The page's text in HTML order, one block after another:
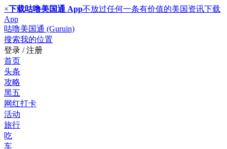
×下载咕噜美国通 App不放过任何一条有价值的美国资讯下载
App
咕噜美国通 (Guruin)
搜索我的位置
登录 / 注册
首页
头条
攻略
黑五
网红打卡
活动
旅行
吃
车